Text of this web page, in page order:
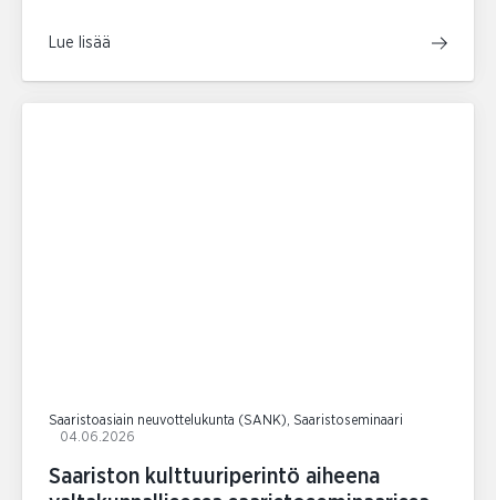
Lue lisää
Saaristoasiain neuvottelukunta (SANK), Saaristoseminaari
04.06.2026
Saariston kulttuuriperintö aiheena